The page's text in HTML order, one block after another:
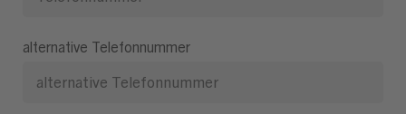
alternative Telefonnummer